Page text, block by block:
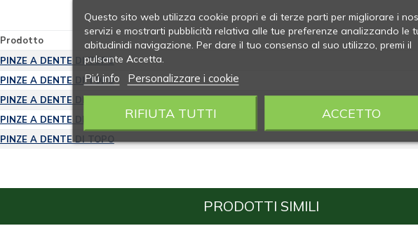
Prodotto
PINZE A DENTE DI TOPO
PINZE A DENTE DI TOPO
PINZE A DENTE DI TOPO
PINZE A DENTE DI TOPO
PINZE A DENTE DI TOPO
PRODOTTI SIMILI
Questo sito web utilizza cookie propri e di terze parti per migliorare i
servizi e mostrarti pubblicità relativa alle tue preferenze analizzando le
abitudinidi navigazione. Per dare il tuo consenso al suo utilizzo, premi il
pulsante Accetta.
Piú info Personalizzare i cookie
RIFIUTA TUTTI ACCETTO